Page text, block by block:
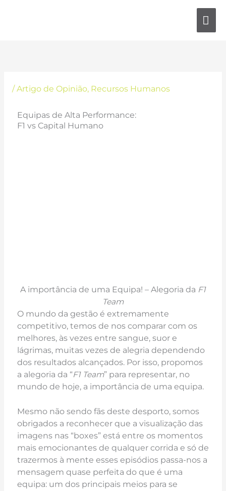
/Artigo de Opinião, Recursos Humanos
Equipas de Alta Performance:
F1 vs Capital Humano
A importância de uma Equipa! – Alegoria da F1
Team
O mundo da gestão é extremamente
competitivo, temos de nos comparar com os
melhores, às vezes entre sangue, suor e
lágrimas, muitas vezes de alegria dependendo
dos resultados alcançados. Por isso, propomos
a alegoria da “F1 Team” para representar, no
mundo de hoje, a importância de uma equipa.
Mesmo não sendo fãs deste desporto, somos
obrigados a reconhecer que a visualização das
imagens nas “boxes” está entre os momentos
mais emocionantes de qualquer corrida e só de
trazermos à mente esses episódios passa-nos a
mensagem quase perfeita do que é uma
equipa: um dos principais meios para se